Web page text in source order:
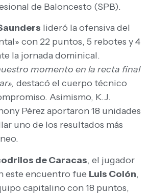
de Baloncesto (SPB).
lideró la ofensiva del
con 22 puntos, 5 rebotes y 4
la jornada dominical.
momento en la recta final
destacó el cuerpo técnico
Asimismo, K.J.
Pérez aportaron 18 unidades
uno de los resultados más
de Caracas, el jugador
este encuentro fue Luis Colón,
capitalino con 18 puntos,